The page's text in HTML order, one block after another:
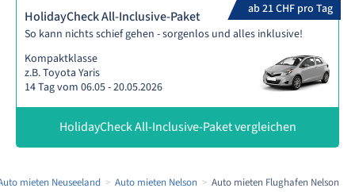
ab 21 CHF pro Tag
HolidayCheck All-Inclusive-Paket
So kann nichts schief gehen - sorgenlos und alles inklusive!
Kompaktklasse
z.B. Toyota Yaris
14 Tag vom 06.05 - 20.05.2026
HolidayCheck All-Inclusive-Paket vergleichen
mieten Neuseeland Auto mieten Nelson Auto mieten Flughafen Nelson